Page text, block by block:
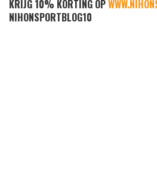
KRIJG 10% KORTING OP
NIHONSPORTBLOG10